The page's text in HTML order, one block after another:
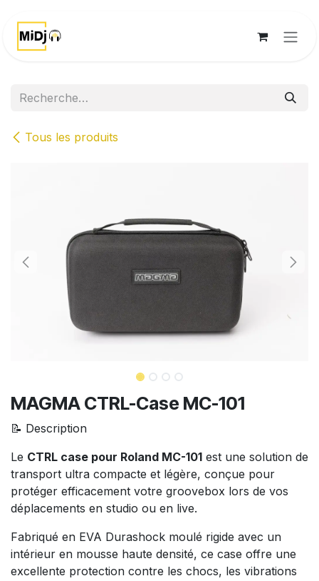
Tous les produits
MAGMA CTRL-Case MC-101
📝 Description
Le CTRL case pour Roland MC-101 est une solution de
transport ultra compacte et légère, conçue pour
protéger efficacement votre groovebox lors de vos
déplacements en studio ou en live.
Fabriqué en EVA Durashock moulé rigide avec un
intérieur en mousse haute densité, ce case offre une
excellente protection contre les chocs, les vibrations